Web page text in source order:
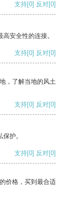
支持[0] 反对[0]
安全性的连接。
支持[0] 反对[0]
，了解当地的风土
支持[0] 反对[0]
护。
支持[0] 反对[0]
价格，买到最合适